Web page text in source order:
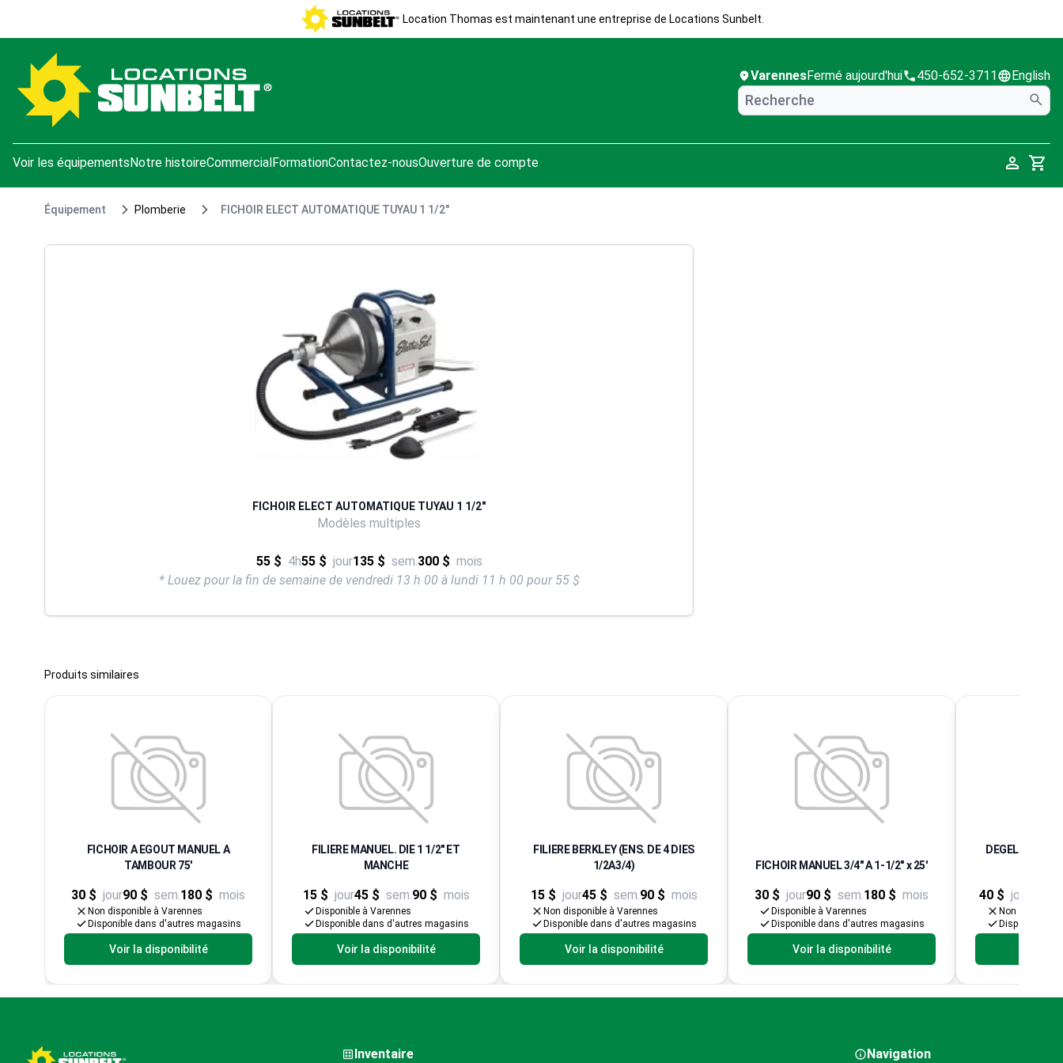
Location Thomas est maintenant une entreprise de Locations Sunbelt.
VarennesFermé aujourd'hui 450-652-3711 English
Voir les équipements Notre histoireCommercial FormationContactez-nousOuverture de compte
Cart
Équipement Plomberie FICHOIR ELECT AUTOMATIQUE TUYAU 1 1/2"
FICHOIR ELECT AUTOMATIQUE TUYAU 1 1/2"
Modèles multiples
55 $ 4h55 $ jour135 $ sem.300 $ mois
* Louez pour la fin de semaine de vendredi 13 h 00 à lundi 11 h 00 pour 55 $
Produits similaires
FICHOIR A EGOUT MANUEL A
TAMBOUR 75'
30 $ jour90 $ sem.180 $ mois
Non disponible à Varennes
Disponible dans d'autres magasins
Voir la disponibilité
FILIERE MANUEL. DIE 1 1/2" ET
MANCHE
15 $ jour45 $ sem.90 $ mois
Disponible à Varennes
Disponible dans d'autres magasins
Voir la disponibilité
FILIERE BERKLEY (ENS. DE 4 DIES
1/2A3/4)
15 $ jour45 $ sem.90 $ mois
Non disponible à Varennes
Disponible dans d'autres magasins
Voir la disponibilité
FICHOIR MANUEL 3/4" A 1-1/2" x 25'
30 $ jour90 $ sem.180 $ mois
Disponible à Varennes
Disponible dans d'autres magasins
Voir la disponibilité
DEGELEUSE A
40 $ jour
Non
Disponible
Inventaire Navigation